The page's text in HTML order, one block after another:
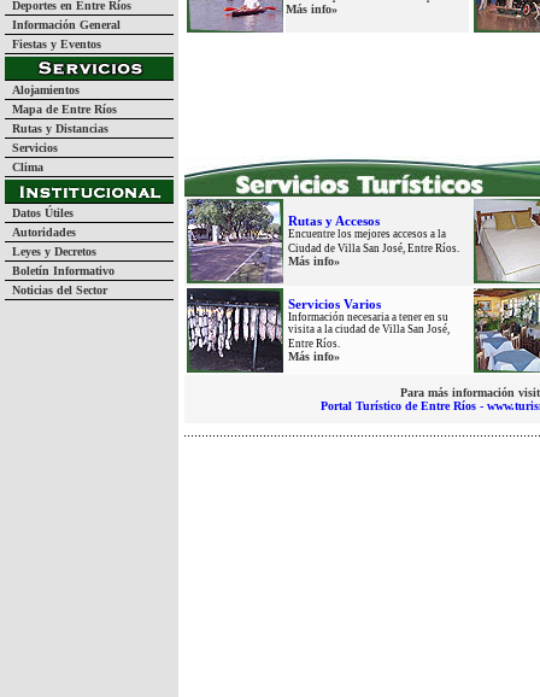
Deportes en Entre Ríos
Información General
Fiestas y Eventos
Alojamientos
Mapa de Entre Ríos
Rutas y Distancias
Servicios
Clima
Datos Útiles
Autoridades
Leyes y Decretos
Boletín Informativo
Noticias del Sector
Más info»
Rutas y Accesos
Encuentre los mejores accesos a la
Ciudad de Villa San José, Entre Ríos.
Más info»
Servicios Varios
Información necesaria a tener en su
visita a la ciudad de Villa San José,
Entre Ríos.
Más info»
Para más información
Portal Turístico de Entre Ríos -